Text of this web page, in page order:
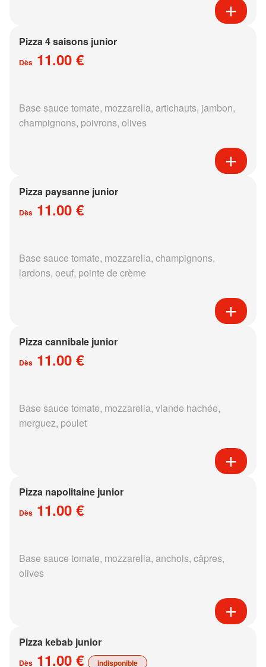
Pizza 4 saisons junior
Dès 11.00 €
Base sauce tomate, mozzarella, artichauts, jambon,
champignons, poivrons, olives
Pizza paysanne junior
Dès 11.00 €
Base sauce tomate, mozzarella, champignons,
lardons, oeuf, pointe de crème
Pizza cannibale junior
Dès 11.00 €
Base sauce tomate, mozzarella, viande hachée,
merguez, poulet
Pizza napolitaine junior
Dès 11.00 €
Base sauce tomate, mozzarella, anchois, câpres,
olives
Pizza kebab junior
Dès 11.00 € indisponible